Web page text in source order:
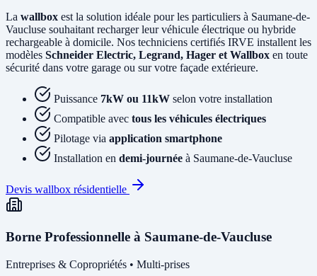
La wallbox est la solution idéale pour les particuliers à Saumane-de-
Vaucluse souhaitant recharger leur véhicule électrique ou hybride
rechargeable à domicile. Nos techniciens certifiés IRVE installent les
modèles Schneider Electric, Legrand, Hager et Wallbox en toute
sécurité dans votre garage ou sur votre façade extérieure.
Puissance 7kW ou 11kW selon votre installation
Compatible avec tous les véhicules électriques
Pilotage via application smartphone
Installation en demi-journée à Saumane-de-Vaucluse
Devis wallbox résidentielle
Borne Professionnelle à Saumane-de-Vaucluse
Entreprises & Copropriétés • Multi-prises